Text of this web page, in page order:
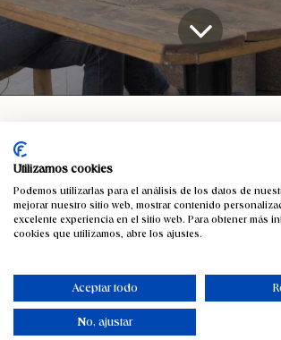
Utilizamos cookies
Podemos utilizarlas para el análisis de los datos de
mejorar nuestro sitio web, mostrar contenido
excelente experiencia en el sitio web. Para obtener más
cookies que utilizamos, abre los ajustes.
Aceptar todo
No, ajustar